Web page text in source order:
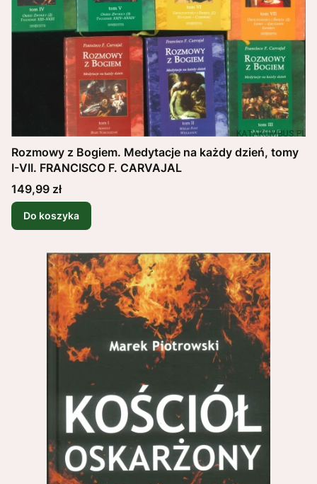
Rozmowy z Bogiem. Medytacje na każdy dzień, tomy
I-VII. FRANCISCO F. CARVAJAL
Cena
149,99 zł
Do koszyka